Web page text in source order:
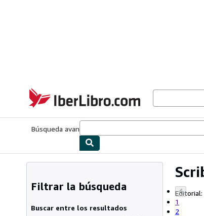
IberLibro.com
Búsqueda avanzada
Editorial:
1
2
Filtrar la búsqueda
Buscar entre los resultados